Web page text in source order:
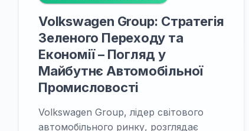
Volkswagen Group: Стратегія
Зеленого Переходу та
Економії – Погляд у
Майбутнє Автомобільної
Промисловості
Volkswagen Group, лідер світового
автомобільного ринку, розглядає